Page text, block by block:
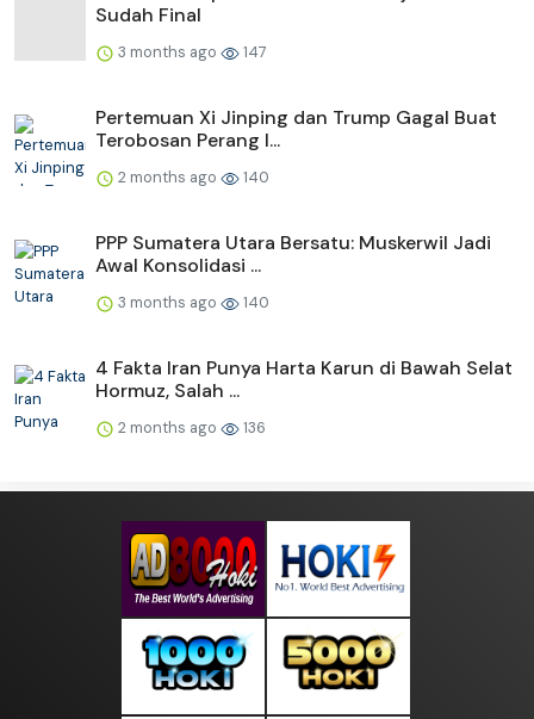
Sudah Final
3 months ago 147
Pertemuan Xi Jinping dan Trump Gagal Buat
Terobosan Perang I...
2 months ago 140
PPP Sumatera Utara Bersatu: Muskerwil Jadi
Awal Konsolidasi ...
3 months ago 140
4 Fakta Iran Punya Harta Karun di Bawah Selat
Hormuz, Salah ...
2 months ago 136